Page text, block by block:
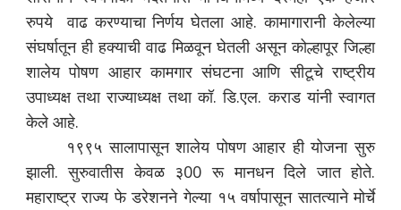
रुपये वाढ करण्याचा निर्णय घेतला आहे. कामागारानी केलेल्या
संघर्षातून ही हक्याची वाढ मिळवून घेतली असून कोल्हापूर जिल्हा
शालेय पोषण आहार कामगार संघटना आणि सीटूचे राष्ट्रीय
उपाध्यक्ष तथा राज्याध्यक्ष तथा कॉ. डि.एल. कराड यांनी स्वागत
केले आहे.
१९९५ सालापासून शालेय पोषण आहार ही योजना सुरु
झाली. सुरुवातीस केवळ ३00 रू मानधन दिले जात होते.
महाराष्ट्र राज्य फे डरेशनने गेल्या १५ वर्षापासून सातत्याने मोर्चे